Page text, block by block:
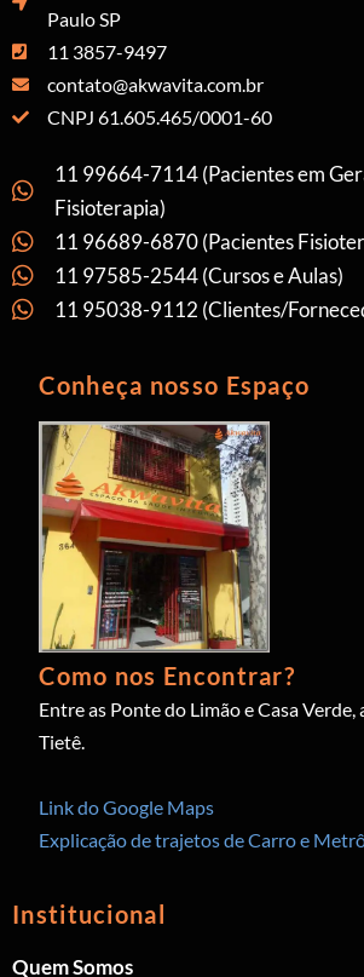
Paulo SP
11 3857-9497
contato@akwavita.com.br
CNPJ 61.605.465/0001-60
11 99664-7114 (Pacientes em
Fisioterapia)
11 96689-6870 (Pacientes
11 97585-2544 (Cursos e Aulas)
11 95038-9112 (Clientes/
Conheça nosso Espaço
Como nos Encontrar?
Entre as Ponte do Limão e Casa Verde,
Tietê.
Link do Google Maps
Explicação de trajetos de Carro e
Institucional
Quem Somos